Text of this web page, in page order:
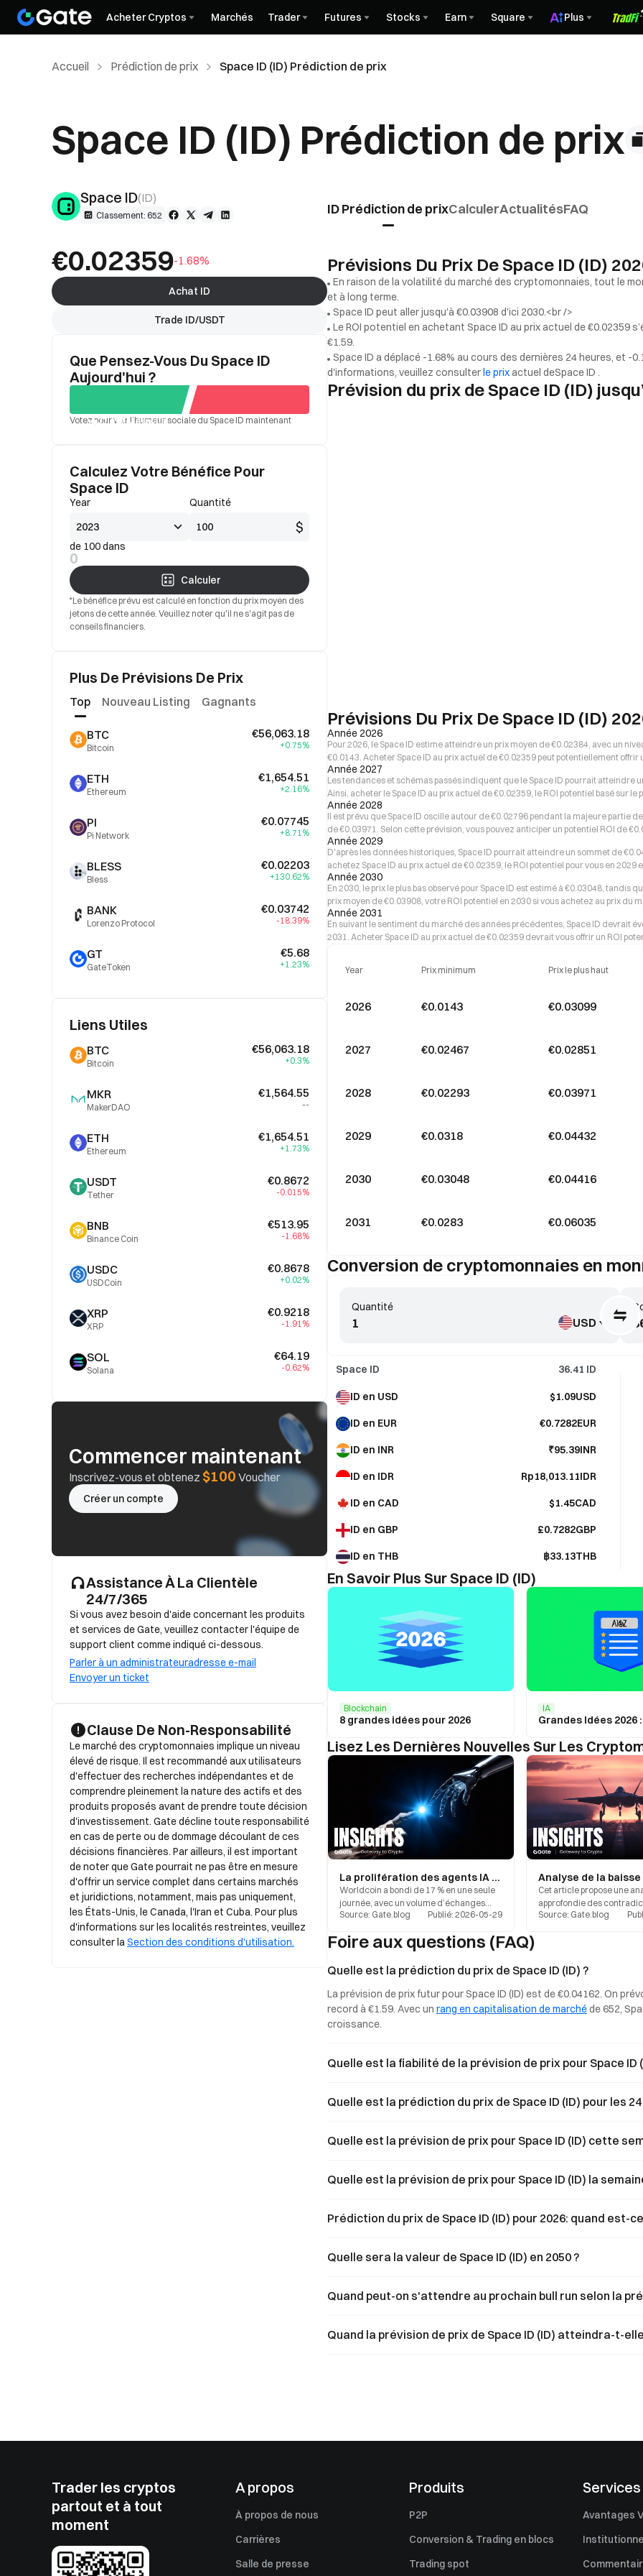
Acheter Cryptos Marchés Trader Futures Stocks Earn Square Plus
Accueil Prédiction de prix Space ID (ID) Prédiction de prix
Space ID (ID) Prédiction de prix
Space ID(ID)
Classement: 652 ID Prédiction de prixCalculerActualitésFAQ
€0.02359-1.68%
Achat ID
Trade ID/USDT
Que Pensez-Vous Du Space ID
Aujourd'hui ?
Oui Mauvais
Votez pour voir l'humeur sociale du Space ID maintenant
Calculez Votre Bénéfice Pour
Space ID
Year Quantité
$
de 100 dans
0
Calculer
*Le bénéfice prévu est calculé en fonction du prix moyen des
jetons de cette année. Veuillez noter qu'il ne s'agit pas de
conseils financiers.
Plus De Prévisions De Prix
Top Nouveau Listing Gagnants
BTC
Bitcoin
€56,063.18
+0.75%
ETH
Ethereum
€1,654.51
+2.16%
PI
Pi Network
€0.07745
+8.71%
BLESS
Bless
€0.02203
+130.62%
BANK
Lorenzo Protocol
€0.03742
-18.39%
GT
GateToken
€5.68
+1.23%
Liens Utiles
BTC
Bitcoin
€56,063.18
+0.3%
MKR
MakerDAO
€1,564.55
--
ETH
Ethereum
€1,654.51
+1.73%
USDT
Tether
€0.8672
-0.015%
BNB
Binance Coin
€513.95
-1.68%
USDC
USDCoin
€0.8678
+0.02%
XRP
XRP
€0.9218
-1.91%
SOL
Solana
€64.19
-0.62%
Commencer maintenant
Inscrivez-vous et obtenez $100 Voucher
Créer un compte
Assistance À La Clientèle
24/7/365
Si vous avez besoin d'aide concernant les produits
et services de Gate, veuillez contacter l'équipe de
support client comme indiqué ci-dessous.
Parler à un administrateuradresse e-mail
Envoyer un ticket
Clause De Non-Responsabilité
Le marché des cryptomonnaies implique un niveau
élevé de risque. Il est recommandé aux utilisateurs
d'effectuer des recherches indépendantes et de
comprendre pleinement la nature des actifs et des
produits proposés avant de prendre toute décision
d'investissement. Gate décline toute responsabilité
en cas de perte ou de dommage découlant de ces
décisions financières. Par ailleurs, il est important
de noter que Gate pourrait ne pas être en mesure
d'offrir un service complet dans certains marchés
et juridictions, notamment, mais pas uniquement,
les États-Unis, le Canada, l'Iran et Cuba. Pour plus
d'informations sur les localités restreintes, veuillez
consulter la Section des conditions d'utilisation.
Prévisions Du Prix De Space ID (ID)
En raison de la volatilité du marché des cryptomonnaies, tout le
et à long terme.
Space ID peut aller jusqu'à €0.03908 d'ici 2030.<br />
Le ROI potentiel en achetant Space ID au prix actuel de €0.02359
€1.59.
Space ID a déplacé -1.68% au cours des dernières 24 heures, et -
d'informations, veuillez consulterle prixactuel deSpace ID .
Prévision du prix de Space ID (ID)
Prévisions Du Prix De Space ID (ID)
Année 2026
Pour 2026, le Space ID estime atteindre un prix moyen de €0.02384, avec un
€0.0143. Acheter Space ID au prix actuel de €0.02359 peut potentiellement offrir
Année 2027
Les tendances et schémas passés indiquent que le Space ID pourrait atteindre
Ainsi, acheter le Space ID au prix actuel de €0.02359, le ROI potentiel basé sur
Année 2028
Il est prévu que Space ID oscille autour de €0.02796 pendant la majeure partie
de €0.03971. Selon cette prévision, vous pouvez anticiper un potentiel ROI de
Année 2029
D'après les données historiques, Space ID pourrait atteindre un sommet de
achetez Space ID au prix actuel de €0.02359, le ROI potentiel pour vous en
Année 2030
En 2030, le prix le plus bas observé pour Space ID est estimé à €0.03048, tandis
prix moyen de €0.03908, votre ROI potentiel en 2030 si vous achetez au prix du
Année 2031
En suivant le sentiment du marché des années précédentes, Space ID devrait
2031. Acheter Space ID au prix actuel de €0.02359 devrait vous offrir un ROI
Year Prix minimum Prix le plus haut
2026 €0.0143 €0.03099
2027 €0.02467 €0.02851
2028 €0.02293 €0.03971
2029 €0.0318 €0.04432
2030 €0.03048 €0.04416
2031 €0.0283 €0.06035
Conversion de cryptomonnaies en
Quantité
USD
Space ID 36.41 ID
ID en USD $1.09USD
ID en EUR €0.7282EUR
ID en INR ₹95.39INR
ID en IDR Rp18,013.11IDR
ID en CAD $1.45CAD
ID en GBP £0.7282GBP
ID en THB ฿33.13THB
En Savoir Plus Sur Space ID (ID)
Blockchain
8 grandes idées pour 2026
IA
Grandes Idées 2026
Lisez Les Dernières Nouvelles Sur Les
La prolifération des agents IA entraîne une réévaluation du secteur de l'identité : World ID stimule la revalorisation du WLD
Worldcoin a bondi de 17 % en une seule
journée, avec un volume d’échanges
supérieur à 1,3 milliard de dollars.
Source: Gate.blog Publié:2026-05-29
Cet article propose une
approfondie des
structurelles entre le
confidentialité autour de
une pression baissière
Source: Gate.blog
Foire aux questions (FAQ)
Quelle est la prédiction du prix de Space ID (ID) ?
La prévision de prix futur pour Space ID (ID) est de €0.04162. On
record à €1.59. Avec un rang en capitalisation de marché de 652,
croissance.
Quelle est la fiabilité de la prévision de prix pour Space ID
Quelle est la prédiction du prix de Space ID (ID) pour les
Quelle est la prévision de prix pour Space ID (ID) cette
Quelle est la prévision de prix pour Space ID (ID) la
Prédiction du prix de Space ID (ID) pour 2026: quand est-
Quelle sera la valeur de Space ID (ID) en 2050 ?
Quand peut-on s'attendre au prochain bull run selon la
Quand la prévision de prix de Space ID (ID) atteindra-t-elle
Trader les cryptos
partout et à tout
moment
A propos
À propos de nous
Carrières
Salle de presse
Produits
P2P
Conversion & Trading en blocs
Trading spot
Services
Avantages